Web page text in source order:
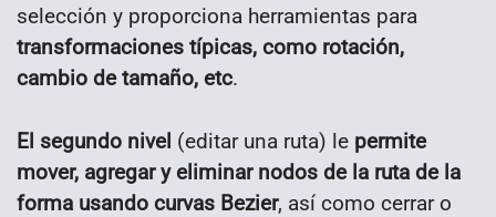
selección y proporciona herramientas para
transformaciones típicas, como rotación,
cambio de tamaño, etc.
El segundo nivel (editar una ruta) le permite
mover, agregar y eliminar nodos de la ruta de la
forma usando curvas Bezier, así como cerrar o